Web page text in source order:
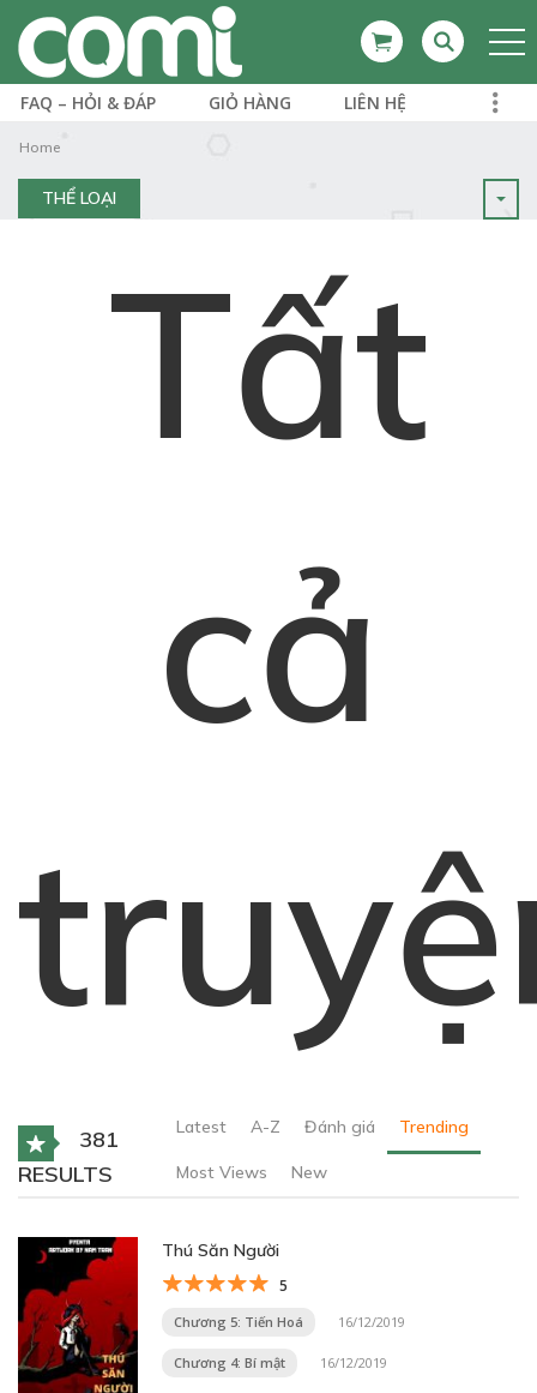
FAQ – HỎI & ĐÁP GIỎ HÀNG LIÊN HỆ
Home
THỂ LOẠI
Tất
cả
381
RESULTS
Latest A-Z Đánh giá Trending
Most Views New
Thú Săn Người
5
Chương 5: Tiến Hoá 16/12/2019
Chương 4: Bí mật 16/12/2019